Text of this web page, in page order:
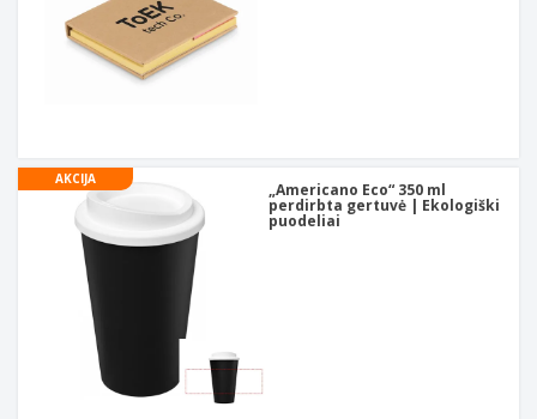
AKCIJA
„Americano Eco“ 350 ml
perdirbta gertuvė | Ekologiški
puodeliai